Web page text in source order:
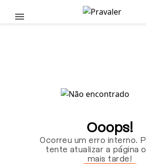
Pular para o conteúdo principal
Ooops!
Ocorreu um erro interno.
tente atualizar a página
mais tarde!